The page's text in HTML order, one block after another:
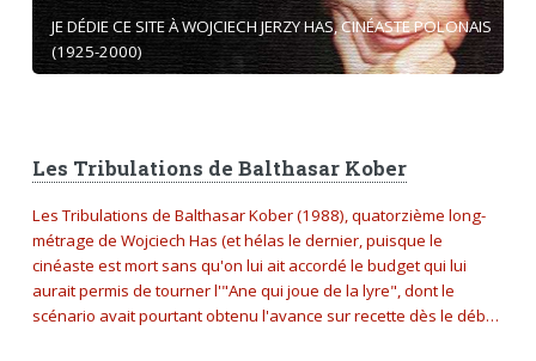
JE DÉDIE CE SITE À WOJCIECH JERZY HAS, CINÉASTE POLONAIS
(1925-2000)
Les Tribulations de Balthasar Kober
Les Tribulations de Balthasar Kober (1988), quatorzième long-
métrage de Wojciech Has (et hélas le dernier, puisque le
cinéaste est mort sans qu'on lui ait accordé le budget qui lui
aurait permis de tourner l'"Ane qui joue de la lyre", dont le
scénario avait pourtant obtenu l'avance sur recette dès le déb…